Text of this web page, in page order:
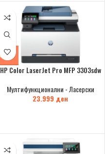
HP Color LaserJet Pro MFP 3303sdw
Мултифункционални - Ласерски
23.999 ден